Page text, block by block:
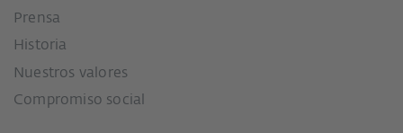
Prensa
Historia
Nuestros valores
Compromiso social